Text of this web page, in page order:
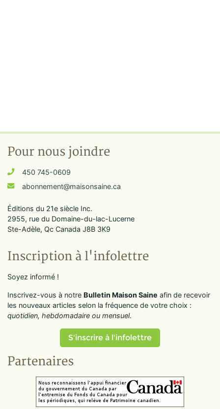
Pour nous joindre
450 745-0609
abonnement@maisonsaine.ca
Éditions du 21e siècle Inc.
2955, rue du Domaine-du-lac-Lucerne
Ste-Adèle, Qc Canada J8B 3K9
Inscription à l'infolettre
Soyez informé !
Inscrivez-vous à notre Bulletin Maison Saine afin de recevoir
les nouveaux articles selon la fréquence de votre choix :
quotidien, hebdomadaire ou mensuel.
S'inscrire à l'infolettre
Partenaires